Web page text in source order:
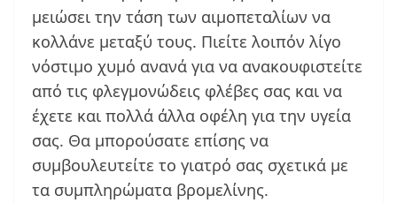
μειώσει την τάση των αιμοπεταλίων να
κολλάνε μεταξύ τους. Πιείτε λοιπόν λίγο
νόστιμο χυμό ανανά για να ανακουφιστείτε
από τις φλεγμονώδεις φλέβες σας και να
έχετε και πολλά άλλα οφέλη για την υγεία
σας. Θα μπορούσατε επίσης να
συμβουλευτείτε το γιατρό σας σχετικά με
τα συμπληρώματα βρομελίνης.